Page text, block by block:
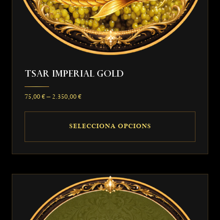
del
producte
Tsar Imperial Gold
75,00€– 2.350,00€Interval
a
2.350,00 €
SELECCIONA OPCIONS
té
variants.
Les